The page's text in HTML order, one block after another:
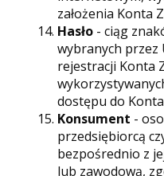
założenia Konta
Hasło - ciąg
wybranych przez
rejestracji Konta
dostępu do
Konsument -
przedsiębiorcą
bezpośrednio z
lub zawodową,